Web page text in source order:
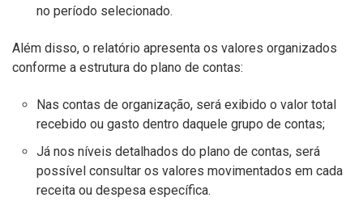
no período selecionado.
Além disso, o relatório apresenta os valores organizados
conforme a estrutura do plano de contas:
Nas contas de organização, será exibido o valor total
recebido ou gasto dentro daquele grupo de contas;
Já nos níveis detalhados do plano de contas, será
possível consultar os valores movimentados em cada
receita ou despesa específica.